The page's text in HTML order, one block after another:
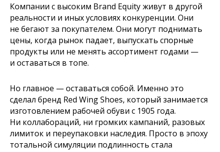
Компании с высоким Brand Equity живут в другой
реальности и иных условиях конкуренции. Они
не бегают за покупателем. Они могут поднимать
цены, когда рынок падает, выпускать спорные
продукты или не менять ассортимент годами —
и оставаться в топе.
Но главное — оставаться собой. Именно это
сделал бренд Red Wing Shoes, который занимается
изготовлением рабочей обуви с 1905 года.
Ни коллабораций, ни громких кампаний, разовых
лимиток и переупаковки наследия. Просто в эпоху
тотальной симуляции подлинность стала